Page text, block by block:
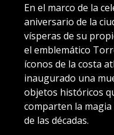
En el marco de la
aniversario de la
vísperas de su
el emblemático
íconos de la costa
inaugurado una
objetos históricos
comparten la
de las décadas.